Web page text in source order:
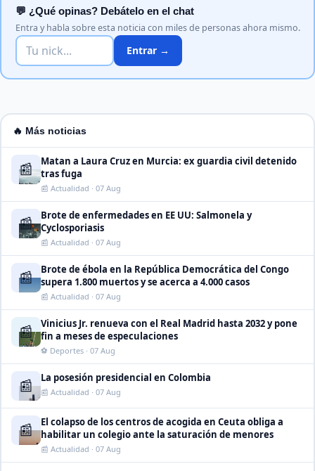
💬 ¿Qué opinas? Debátelo en el chat
Entra y habla sobre esta noticia con miles de personas ahora mismo.
Entrar →
🔥 Más noticias
📰
Matan a Laura Cruz en Murcia: ex guardia civil detenido
tras fuga
📰 Actualidad · 07 Aug
📰
Brote de enfermedades en EE UU: Salmonela y
Cyclosporiasis
📰 Actualidad · 07 Aug
📰
Brote de ébola en la República Democrática del Congo
supera 1.800 muertos y se acerca a 4.000 casos
📰 Actualidad · 07 Aug
📰
Vinicius Jr. renueva con el Real Madrid hasta 2032 y pone
fin a meses de especulaciones
⚽ Deportes · 07 Aug
📰 La posesión presidencial en Colombia
📰 Actualidad · 07 Aug
📰
El colapso de los centros de acogida en Ceuta obliga a
habilitar un colegio ante la saturación de menores
📰 Actualidad · 07 Aug